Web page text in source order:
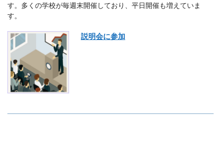
す。多くの学校が毎週末開催しており、平日開催も増えていま
す。
説明会に参加